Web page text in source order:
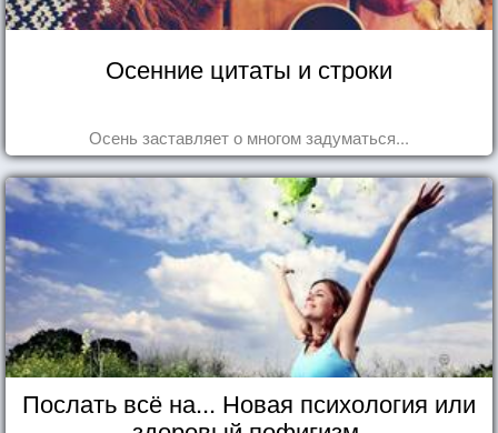
Осенние цитаты и строки
Осень заставляет о многом задуматься...
Послать всё на... Новая психология или